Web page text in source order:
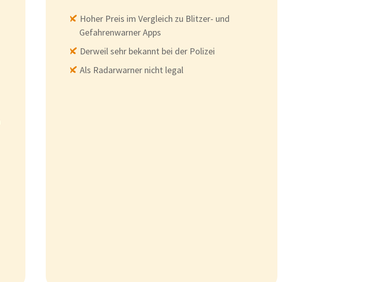
Hoher Preis im Vergleich zu Blitzer- und
Gefahrenwarner Apps
Derweil sehr bekannt bei der Polizei
Als Radarwarner nicht legal